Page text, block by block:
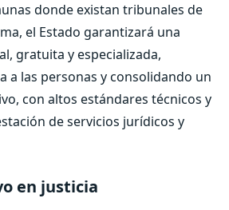
donde existan tribunales de
el Estado garantizará una
gratuita y especializada,
a las personas y consolidando un
con altos estándares técnicos y
de servicios jurídicos y
en justicia